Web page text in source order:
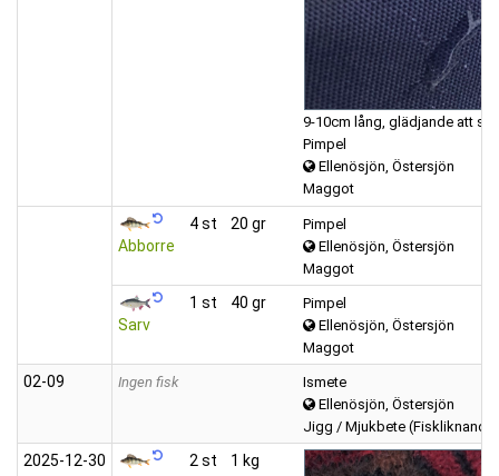
9-10cm lång, glädjande att
Pimpel
Ellenösjön, Östersjön
Maggot
Abborre
4 st 20 gr
Pimpel
Ellenösjön, Östersjön
Maggot
Sarv
1 st 40 gr
Pimpel
Ellenösjön, Östersjön
Maggot
02‑09 Ingen fisk
Ismete
Ellenösjön, Östersjön
Jigg / Mjukbete (Fiskliknande)
2025‑12‑30
2 st 1 kg